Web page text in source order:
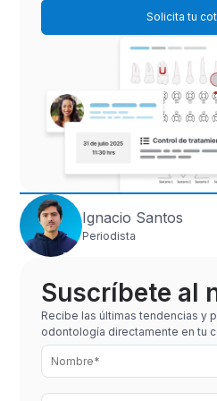
Solicita tu
Ignacio Santos
Periodista
Suscríbete al
Recibe las últimas tendencias y
odontología directamente en tu